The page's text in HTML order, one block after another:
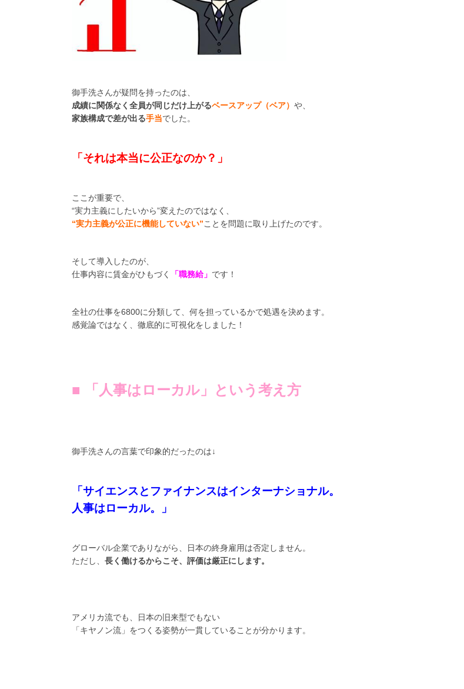
御手洗さんが疑問を持ったのは、
成績に関係なく全員が同じだけ上がるベースアップ（ベア） や、
家族構成で差が出る手当でした。
「それは本当に公正なのか？」
ここが重要で、
“実力主義にしたいから”変えたのではなく、
“実力主義が公正に機能していない”ことを問題に取り上げたのです。
そして導入したのが、
仕事内容に賃金がひもづく
「職務給」 です！
全社の仕事を6800に分類して、何を担っているかで処遇を決めます。
感覚論ではなく、徹底的に可視化をしました！
■ 「人事はローカル」という考え方
御手洗さんの言葉で印象的だったのは↓
「サイエンスとファイナンスはインターナショナル。
人事はローカル。」
グローバル企業でありながら、日本の終身雇用は否定しません。
ただし、 長く働けるからこそ、評価は厳正にします。
アメリカ流でも、日本の旧来型でもない
「キヤノン流」をつくる姿勢が一貫していることが分かります。